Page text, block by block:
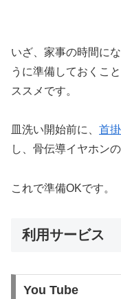
いざ、家事の時間に
うに準備しておくこ
ススメです。
皿洗い開始前に、 首
し、骨伝導イヤホン
これで準備OKです。
利用サービス
You Tube